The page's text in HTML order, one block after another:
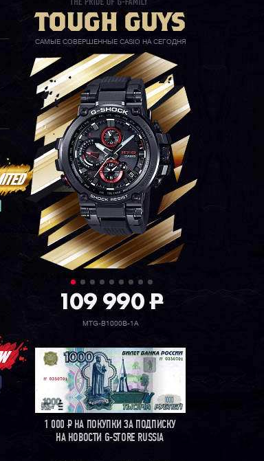
САМЫЕ СОВЕРШЕННЫЕ CASIO НА СЕГОДНЯ
109 990P
MTG-B1000B-1A
1 000РНА ПОКУПКИ ЗА ПОДПИСКУ
НА НОВОСТИ G-STORE RUSSIA